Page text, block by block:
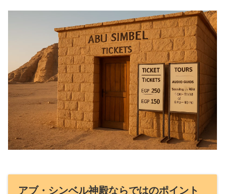
アブ・シンベル神殿ならではのポイント